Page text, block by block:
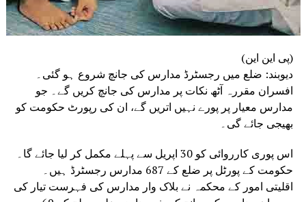
(پی این این)
دیوبند: ضلع میں رجسٹرڈ مدارس کی جانچ شروع ہو گئی۔
افسران مقررہ آٹھ نکات پر مدارس کی جانچ کریں گے۔ جو
مدارس معیار پر پورے نہیں اتریں گے، ان کی رپورٹ حکومت کو
بھیجی جائے گی۔
اس پوری کارروائی کو 30 اپریل سے پہلے مکمل کر لیا جائے گا۔
حکومت کے پورٹل پر ضلع کے 687 مدارس رجسٹرڈ ہیں۔
اقلیتی امور کے محکمہ نے بلاک وار مدارس کی فہرست تیار کی